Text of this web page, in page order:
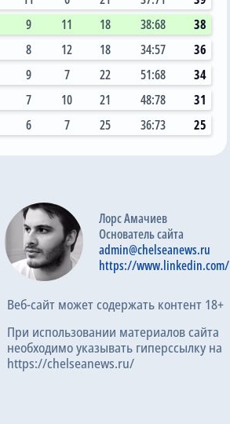
9 11 18 38:68
38
8 12 18 34:57
36
9 7 22 51:68
34
7 10 21 48:78
31
6 7 25 36:73 25
Лорс Амачиев
Основатель сайта
admin@chelseanews.ru
https://www.linkedin.com/
Веб-сайт может содержать контент 18+
При использовании материалов сайта
необходимо указывать гиперссылку на
https://chelseanews.ru/